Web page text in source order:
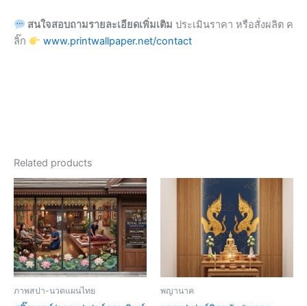
สนใจสอบถามรายละเอียดเพิ่มเติม ประเมินราคา หรือสั่งผลิต ค
ลิ๊ก
www.printwallpaper.net/contact
Related products
ภาพสปา-นวดแผนไทย พญานาค